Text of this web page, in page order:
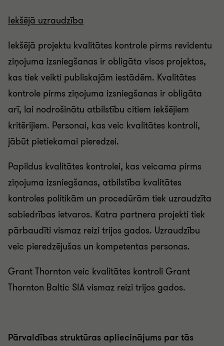
Iekšējā uzraudzība
Iekšējā projektu kvalitātes kontrole pirms revidentu
ziņojuma izsniegšanas ir obligāta visos projektos,
kas tiek veikti publiskajām iestādēm. Kvalitātes
kontrole pirms ziņojuma izsniegšanas ir obligāta
arī, lai nodrošinātu atbilstību citiem iekšējiem
kritērijiem. Personai, kas veic kvalitātes kontroli,
jābūt pietiekamai pieredzei.
Papildus kvalitātes kontrolei, kas veicama pirms
ziņojuma izsniegšanas, atbilstība kvalitātes
kontroles politikām un procedūrām tiek uzraudzīta
sabiedrības ietvaros. Katra partnera projekti tiek
pārbaudīti vismaz reizi trijos gados. Uzraudzību
veic pieredzējušas un kompetentas personas.
Grant Thornton veic kvalitātes kontroli Grant
Thornton Baltic SIA vismaz reizi trijos gados.
Pārvaldības struktūras apliecinājums par tās